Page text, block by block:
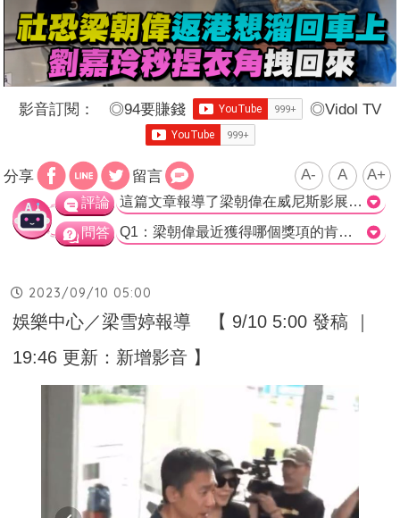
影音訂閱： ◎94要賺錢 ◎Vidol TV
分享 留言 A- A A+
評論 這篇文章報導了梁朝偉在威尼斯影展獲得金獅獎終身成就獎後回到香港，並被妻子劉嘉玲在媒體採訪中捏住衣角的有趣一幕。這篇文章的描寫生動詼諧，成功引起網友的關注和笑聲。 梁朝偉一直以來在社交場合都被認為是個"社恐"明星，對於媒體的接觸常常感到不自在。因此，當他準備穿越人群上車時，他妻子劉嘉玲的小動作就顯得格外有趣。不能否認的是，他們夫妻之間的互動和默契確實令人娛樂到位。 儘管梁朝偉被捉回來讓媒體拍攝的一幕被網友們調笑，但他那抱著金獅獎獎座的鏡頭位置轉移到劉嘉玲身上時，網友的笑聲更是不斷。這種笑點非常搞笑，形容得像是"小孩領獎，媽媽欣慰注視"。這樣的形容不僅貼切，更增添了幽默感。 總的來說，這篇文章以輕鬆詼諧的方式報導了梁朝偉回到香港的一次媒體接觸，成功引發網友的笑聲。梁朝偉和劉嘉玲之間的互動和默契成為關注焦點，這種描寫讓人對他們的夫妻關係和互補性更加感興趣。>
問答 Q1：梁朝偉最近獲得哪個獎項的肯定？ A. 第80屆威尼斯影展金獅獎終身成就獎 B. 金馬獎最佳男主角獎 C. 香港電影金像獎最佳男主角獎 D. 奧斯卡最佳男主角獎 正確解答：A. 第80屆威尼斯影展金獅獎終身成就獎 Q2：梁朝偉在面對媒體時，為什麼被劉嘉玲拉住外套？ A. 梁朝偉害羞不敢面對媒體 B. 劉嘉玲擔心梁朝偉準備上車太快 C. 劉嘉玲希望與梁朝偉一起拍攝 D. 劉嘉玲想要給媒體一個驚喜 正確解答：B. 劉嘉玲擔心梁朝偉準備上車太快 Q3：網友如何形容梁朝偉和劉嘉玲的互動？ A. 被捏著衣角的小孩 B. 梁朝偉像是被捏著後脖領的貓仔 C. 劉嘉玲像是小孩領獎時欣慰的媽媽 D. 以上皆是 正確解答：D. 以上皆是
2023/09/10 05:00
娛樂中心／梁雪婷報導 【 9/10 5:00 發稿 ｜
19:46 更新：新增影音 】